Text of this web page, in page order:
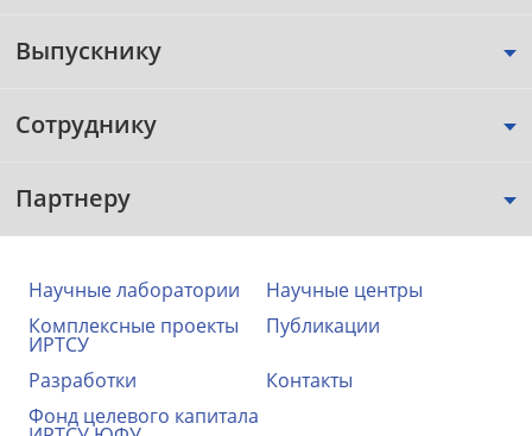
Выпускнику
Сотруднику
Партнеру
Научные лаборатории
Научные центры
Комплексные проекты
ИРТСУ
Публикации
Разработки
Контакты
Фонд целевого капитала